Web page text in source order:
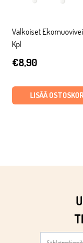
Valkoiset
Kpl
€8,90
LISÄÄ